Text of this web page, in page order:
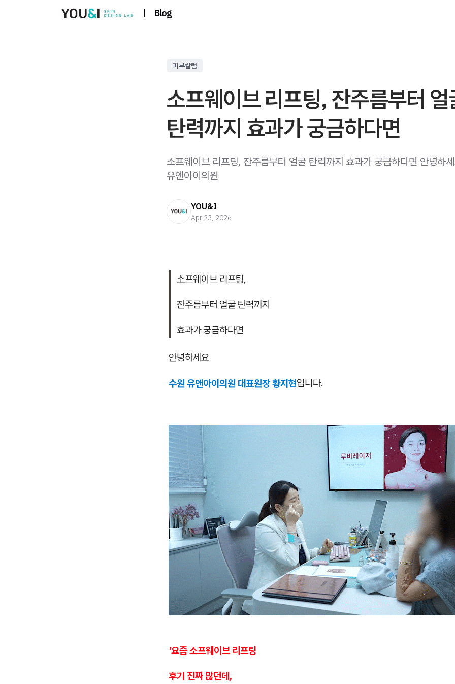
| Blog
피부칼럼
소프웨이브 리프팅, 잔주름부터 얼
탄력까지 효과가 궁금하다면
소프웨이브 리프팅, 잔주름부터 얼굴 탄력까지 효과가 궁금하다면 안녕하
유앤아이의원
YOU&I
Apr 23, 2026
소프웨이브 리프팅,
잔주름부터 얼굴 탄력까지
효과가 궁금하다면
안녕하세요
수원 유앤아이의원 대표원장 황지현입니다.
'요즘 소프웨이브 리프팅
후기 진짜 많던데,